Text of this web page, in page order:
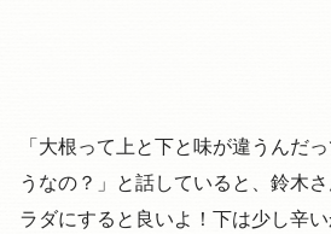
「大根って上と下と味が違うんだ
うなの？」と話していると、鈴木
ラダにすると良いよ！下は少し辛